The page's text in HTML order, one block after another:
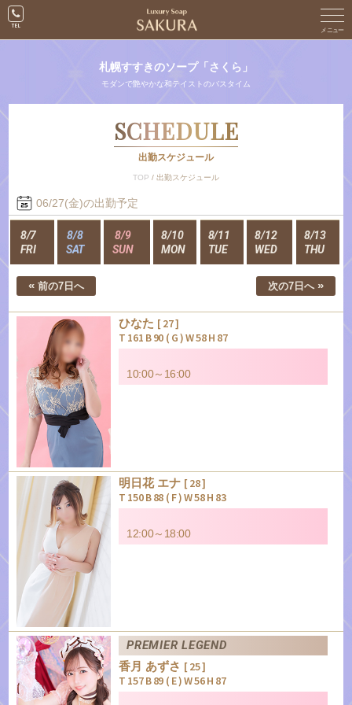
札幌すすきのソープ「さくら」
モダンで艶やかな和テイストのバスタイム
SCHEDULE
出勤スケジュール
TOP / 出勤スケジュール
06/27(金)の出勤予定
8/7
FRI
8/8
SAT
8/9
SUN
8/10
MON
8/11
TUE
8/12
WED
8/13
THU
« 前の7日へ 次の7日へ »
ひなた [ 27 ]
T 161 B 90 ( G ) W 58 H 87
10:00～16:00
明日花 エナ [ 28 ]
T 150 B 88 ( F ) W 58 H 83
12:00～18:00
PREMIER LEGEND
香月 あずさ [ 25 ]
T 157 B 89 ( E ) W 56 H 87